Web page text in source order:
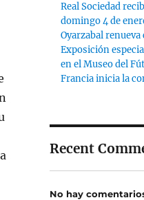
Real Sociedad
domingo 4 de
Oyarzabal renueva
Exposición
en el Museo del
Francia inicia la
Recent
No hay